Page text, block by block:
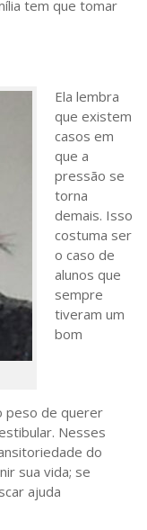
tem que tomar
Ela lembra
que existem
casos em
que a
pressão se
torna
demais. Isso
costuma ser
o caso de
alunos que
sempre
tiveram um
bom
peso de querer
Nesses
do
sua vida; se
ajuda